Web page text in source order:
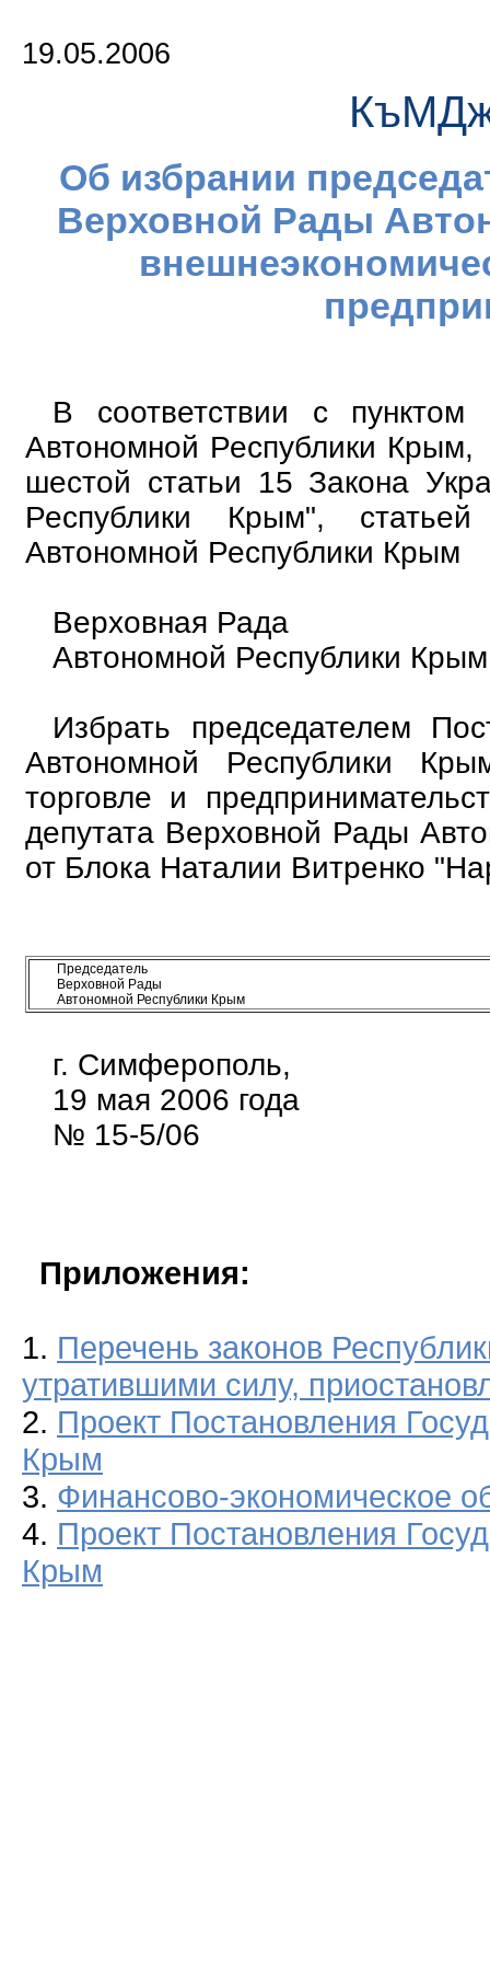
19.05.2006
Об избрании
Верховной Рады
В соответствии с
Автономной Республики Крым,
шестой статьи 15 Закона
Республики Крым",
Автономной Республики Крым
Верховная Рада
Автономной Республики
Избрать председателем
Автономной Республики
торговле и
депутата Верховной Рады
от Блока Наталии Витренко
Председатель
Верховной Рады
Автономной Республики Крым
г. Симферополь,
19 мая 2006 года
№ 15-5/06
Приложения:
1. Перечень законов
утратившими силу,
2. Проект Постановления
Крым
3. Финансово-экономическое
4. Проект Постановления
Крым